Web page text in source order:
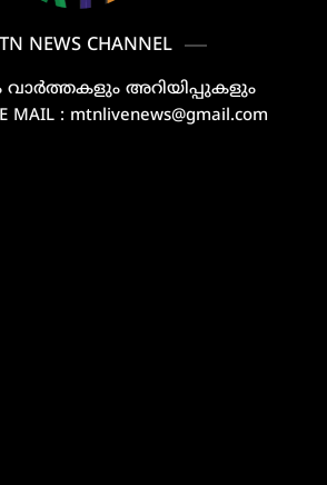
NEWS CHANNEL
വാർത്തകളും അറിയിപ്പുകളും
: mtnlivenews@gmail.com